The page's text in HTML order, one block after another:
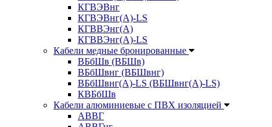
КГВЭВнг
КГВЭВнг(А)-LS
КГВВЭнг(А)
КГВВЭнг(А)-LS
Кабели медные бронированные
ВБбШв (ВБШв)
ВБбШвнг (ВБШвнг)
ВБбШвнг(А)-LS (ВБШвнг(А)-LS)
КВБбШв
Кабели алюминиевые с ПВХ изоляцией
АВВГ